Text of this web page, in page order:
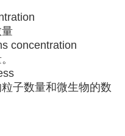
concentration
子数量和微生物的数